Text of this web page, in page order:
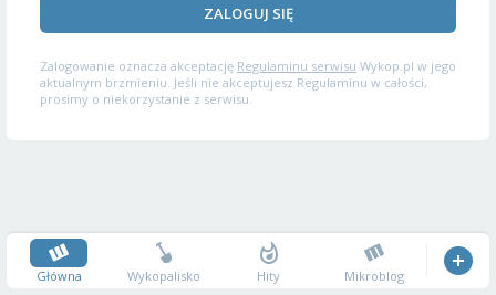
ZALOGUJ SIĘ
Zalogowanie oznacza akceptację Regulaminu serwisu Wykop.pl w jego
aktualnym brzmieniu. Jeśli nie akceptujesz Regulaminu w całości,
prosimy o niekorzystanie z serwisu.
Główna Wykopalisko Hity Mikroblog